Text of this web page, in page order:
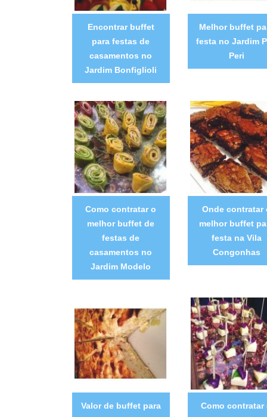
Encontrar buffet
para festas de
casamentos no
Jardim Bonfiglioli
Melhor buffet
festa no Jardim
Peri
Como contratar o
melhor buffet de
festas de
casamentos no
Jardim Modelo
Onde contratar
melhor buffet
festa na Vila
Congonhas
Valor de buffet para
Como contratar